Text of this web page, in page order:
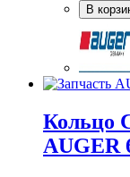
В
Кольцо
AUGER